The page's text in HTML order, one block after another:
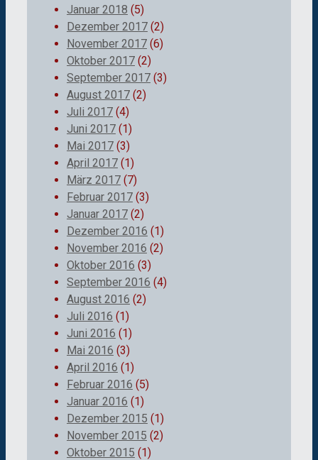
Januar 2018 (5)
Dezember 2017 (2)
November 2017 (6)
Oktober 2017 (2)
September 2017 (3)
August 2017 (2)
Juli 2017 (4)
Juni 2017 (1)
Mai 2017 (3)
April 2017 (1)
März 2017 (7)
Februar 2017 (3)
Januar 2017 (2)
Dezember 2016 (1)
November 2016 (2)
Oktober 2016 (3)
September 2016 (4)
August 2016 (2)
Juli 2016 (1)
Juni 2016 (1)
Mai 2016 (3)
April 2016 (1)
Februar 2016 (5)
Januar 2016 (1)
Dezember 2015 (1)
November 2015 (2)
Oktober 2015 (1)